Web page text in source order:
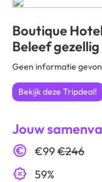
Boutique
Beleef
Geen informatie
Bekijk deze Tripdeal!
Jouw
€99€246
59%